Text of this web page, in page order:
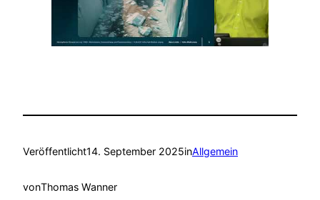
Veröffentlicht14. September 2025inAllgemein
vonThomas Wanner